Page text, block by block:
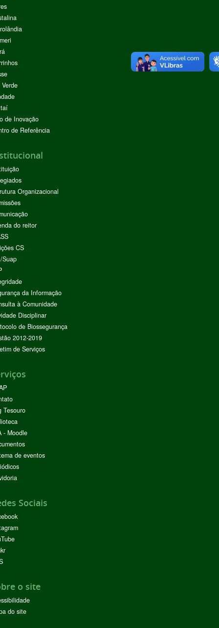
de Inovação
de Referência
Organizacional
do reitor
CS
Suap
da Informação
à Comunidade
Disciplinar
de Biossegurança
2012-2019
de Serviços
Tesouro
- Moodle
de eventos
Sociais
o site
do site